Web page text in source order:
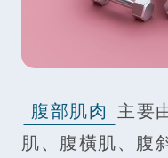
腹部肌肉 主要
肌、腹橫肌、腹